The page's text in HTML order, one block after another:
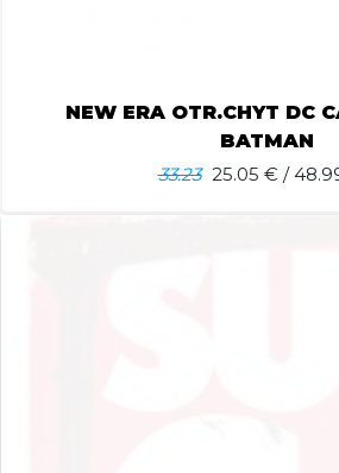
NEW ERA OTR.CHYT DC
BATMAN
33.23 25.05 € /